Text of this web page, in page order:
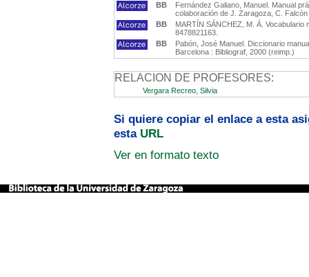
BB
Fernández Galiano, Manuel. Manual
colaboración de J. Zaragoza, C.
BB
MARTÍN SÁNCHEZ, M. Á.
8478821163.
BB
Pabón, José Manuel. Diccionario
Barcelona : Bibliograf, 2000 (reimp.)
RELACION DE PROFESORES:
Vergara Recreo, Silvia
Si quiere copiar el enlace a esta
esta URL
Ver en formato texto